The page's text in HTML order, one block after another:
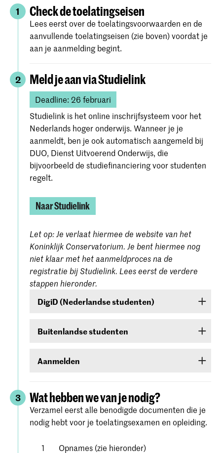
1 Check de toelatingseisen
Lees eerst over de toelatingsvoorwaarden en de
aanvullende toelatingseisen (zie boven) voordat je
aan je aanmelding begint.
2 Meld je aan via Studielink
Deadline: 26 februari
Studielink is het online inschrijfsysteem voor het
Nederlands hoger onderwijs. Wanneer je je
aanmeldt, ben je ook automatisch aangemeld bij
DUO, Dienst Uitvoerend Onderwijs, die
bijvoorbeeld de studiefinanciering voor studenten
regelt.
Naar Studielink
Let op: Je verlaat hiermee de website van het
Koninklijk Conservatorium. Je bent hiermee nog
niet klaar met het aanmeldproces na de
registratie bij Studielink. Lees eerst de verdere
stappen hieronder.
DigiD (Nederlandse studenten)
inloggen met je DigiD. Heb je die nog niet, vraag
dagen duren voordat je de inlogcodes ontvangt.
Buitenlandse studenten
een gebruikersnaam en wachtwoord die je in
Aanmelden
keuze onder Hogeschool der Kunsten Den Haag
(Koninklijke Academie/Koninklijk
Conservatorium Den Haag). Volg alle stappen
zorgvuldig en bevestig je aanmelding.
3 Wat hebben we van je nodig?
Verzamel eerst alle benodigde documenten die je
nodig hebt voor je toelatingsexamen en opleiding.
Opnames (zie hieronder)